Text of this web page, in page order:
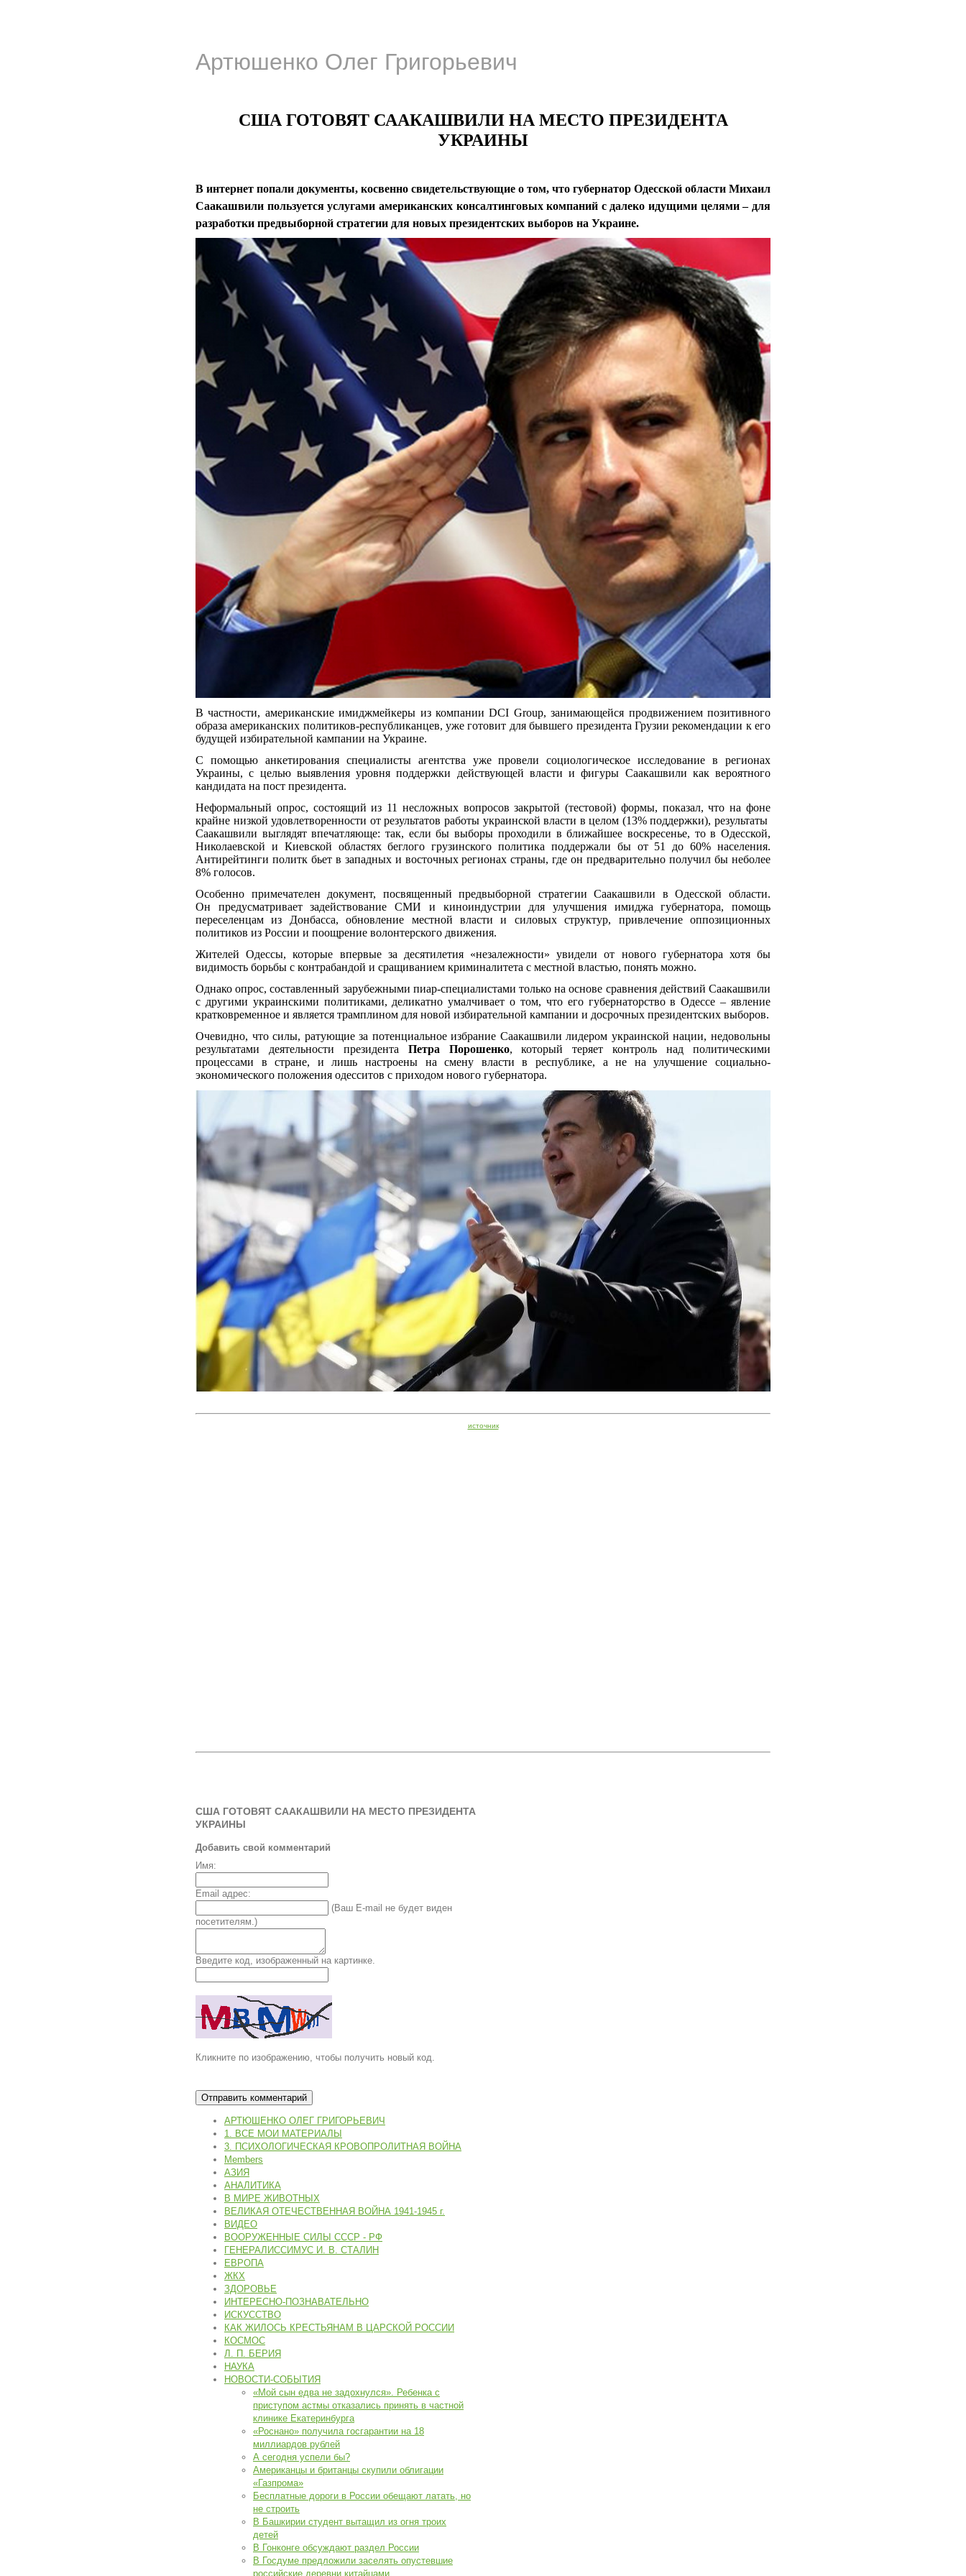
Артюшенко Олег Григорьевич
США ГОТОВЯТ СААКАШВИЛИ НА МЕСТО ПРЕЗИДЕНТА
УКРАИНЫ
В интернет попали документы, косвенно свидетельствующие о том, что губернатор Одесской области Михаил
Саакашвили пользуется услугами американских консалтинговых компаний с далеко идущими целями – для
разработки предвыборной стратегии для новых президентских выборов на Украине.
В частности, американские имиджмейкеры из компании DCI Group, занимающейся продвижением позитивного
образа американских политиков-республиканцев, уже готовит для бывшего президента Грузиирекомендации к его
будущей избирательной кампании на Украине.
С помощью анкетирования специалисты агентства уже провели социологическое исследование в регионах
Украины, с целью выявления уровня поддержки действующей власти и фигуры Саакашвили как вероятного
кандидата на пост президента.
Неформальный опрос, состоящий из 11 несложных вопросов закрытой (тестовой) формы, показал, что на фоне
крайне низкой удовлетворенности от результатов работы украинской власти в целом (13% поддержки), результаты
Саакашвили выглядят впечатляюще: так, если бы выборы проходили в ближайшее воскресенье, то в Одесской,
Николаевской и Киевской областях беглого грузинского политика поддержали быот 51 до 60% населения.
Антирейтинги политк бьет в западных и восточных регионах страны, где он предварительнополучил бы неболее
8% голосов.
Особенно примечателен документ, посвященный предвыборной стратегии Саакашвили в Одесской области.
Он предусматривает задействование СМИ и киноиндустрии для улучшения имиджа губернатора, помощь
переселенцам из Донбасса, обновление местной власти и силовых структур, привлечение оппозиционных
политиков из России и поощрение волонтерского движения.
Жителей Одессы, которые впервые за десятилетия «незалежности» увидели от нового губернатора хотя бы
видимость борьбы с контрабандой и сращиванием криминалитета с местной властью, понять можно.
Однако опрос, составленный зарубежными пиар-специалистами только на основе сравнения действий Саакашвили
с другими украинскими политиками, деликатно умалчивает о том, что его губернаторство в Одессе – явление
кратковременное и является трамплином для новой избирательной кампании и досрочных президентских выборов.
Очевидно, что силы, ратующие за потенциальное избрание Саакашвили лидером украинской нации, недовольны
результатами деятельности президента Петра Порошенко, которыйтеряет контроль над политическими
процессами в стране, и лишь настроены на смену власти в республике, а не на улучшение социально-
экономического положения одесситов с приходом нового губернатора.
источник
США ГОТОВЯТ СААКАШВИЛИ НА МЕСТО ПРЕЗИДЕНТА
УКРАИНЫ
Добавить свой комментарий
Имя:
Email адрес:
(Ваш E-mail не будет виден
посетителям.)
Введите код, изображенный на картинке.
Кликните по изображению, чтобы получить новый код.
АРТЮШЕНКО ОЛЕГ ГРИГОРЬЕВИЧ
1. ВСЕ МОИ МАТЕРИАЛЫ
3. ПСИХОЛОГИЧЕСКАЯ КРОВОПРОЛИТНАЯ ВОЙНА
Members
АЗИЯ
АНАЛИТИКА
В МИРЕ ЖИВОТНЫХ
ВЕЛИКАЯ ОТЕЧЕСТВЕННАЯ ВОЙНА 1941-1945 г.
ВИДЕО
ВООРУЖЕННЫЕ СИЛЫ СССР - РФ
ГЕНЕРАЛИССИМУС И. В. СТАЛИН
ЕВРОПА
ЖКХ
ЗДОРОВЬЕ
ИНТЕРЕСНО-ПОЗНАВАТЕЛЬНО
ИСКУССТВО
КАК ЖИЛОСЬ КРЕСТЬЯНАМ В ЦАРСКОЙ РОССИИ
КОСМОС
Л. П. БЕРИЯ
НАУКА
НОВОСТИ-СОБЫТИЯ
«Мой сын едва не задохнулся». Ребенка с
приступом астмы отказались принять в частной
клинике Екатеринбурга
«Роснано» получила госгарантии на 18
миллиардов рублей
А сегодня успели бы?
Американцы и британцы скупили облигации
«Газпрома»
Бесплатные дороги в России обещают латать, но
не строить
В Башкирии студент вытащил из огня троих
детей
В Гонконге обсуждают раздел России
В Госдуме предложили заселять опустевшие
российские деревни китайцами